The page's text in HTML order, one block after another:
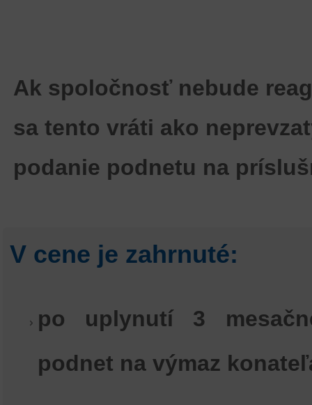
Ak spoločnosť nebude
sa tento vráti ako
podanie podnetu na
V cene je zahrnuté:
po uplynutí 3
podnet na výmaz